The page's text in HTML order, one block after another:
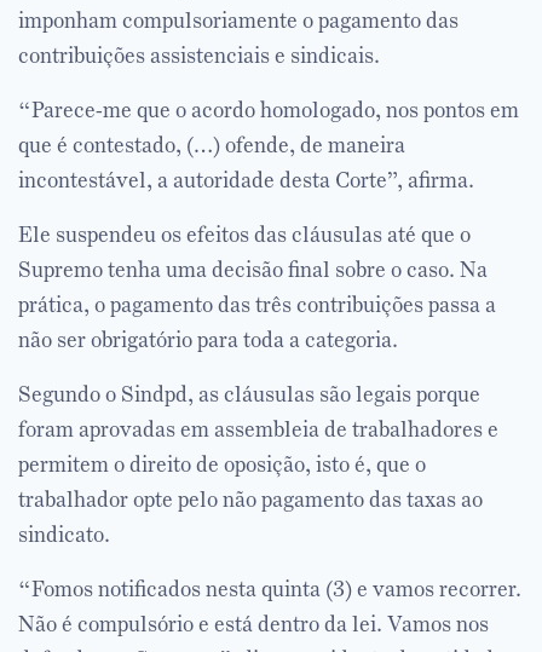
imponham compulsoriamente o pagamento das
contribuições assistenciais e sindicais.
“Parece-me que o acordo homologado, nos pontos em
que é contestado, (…) ofende, de maneira
incontestável, a autoridade desta Corte”, afirma.
Ele suspendeu os efeitos das cláusulas até que o
Supremo tenha uma decisão final sobre o caso. Na
prática, o pagamento das três contribuições passa a
não ser obrigatório para toda a categoria.
Segundo o Sindpd, as cláusulas são legais porque
foram aprovadas em assembleia de trabalhadores e
permitem o direito de oposição, isto é, que o
trabalhador opte pelo não pagamento das taxas ao
sindicato.
“Fomos notificados nesta quinta (3) e vamos recorrer.
Não é compulsório e está dentro da lei. Vamos nos